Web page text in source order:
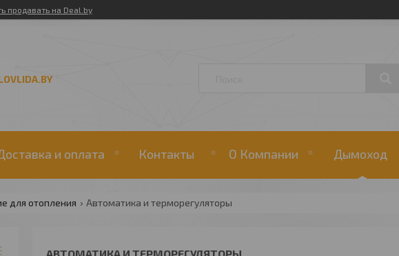
продавать на Deal.by
и оплата Контакты О Компании Дымоход
для отопления Автоматика и терморегуляторы